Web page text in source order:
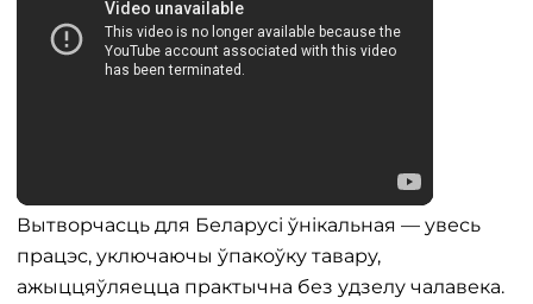
Вытворчасць для Беларусі ўнікальная — увесь
працэс, уключаючы ўпакоўку тавару,
ажыццяўляецца практычна без удзелу чалавека.